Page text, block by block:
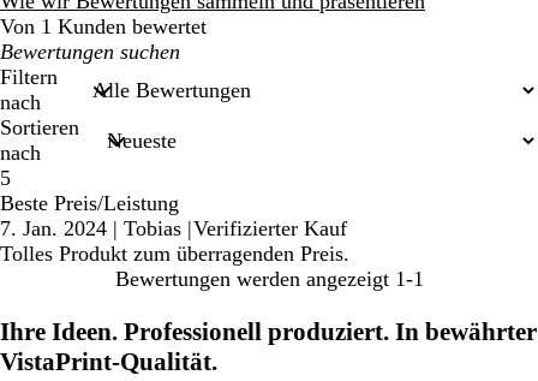
Von 1 Kunden bewertet
Meine
Sucheingaben
Filtern
nach
Sortieren
nach
5
Beste Preis/Leistung
7. Jan. 2024 | Tobias |Verifizierter Kauf
Tolles Produkt zum überragenden Preis.
Bewertungen werden angezeigt 1-1
Ihre Ideen. Professionell produziert. In bewährter
VistaPrint-Qualität.